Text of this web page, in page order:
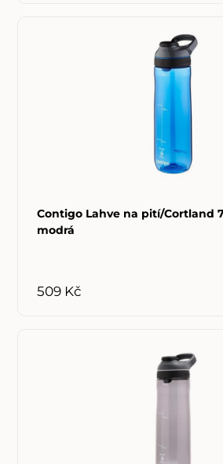
Contigo Lahve na pití/Cortland
modrá
509 Kč